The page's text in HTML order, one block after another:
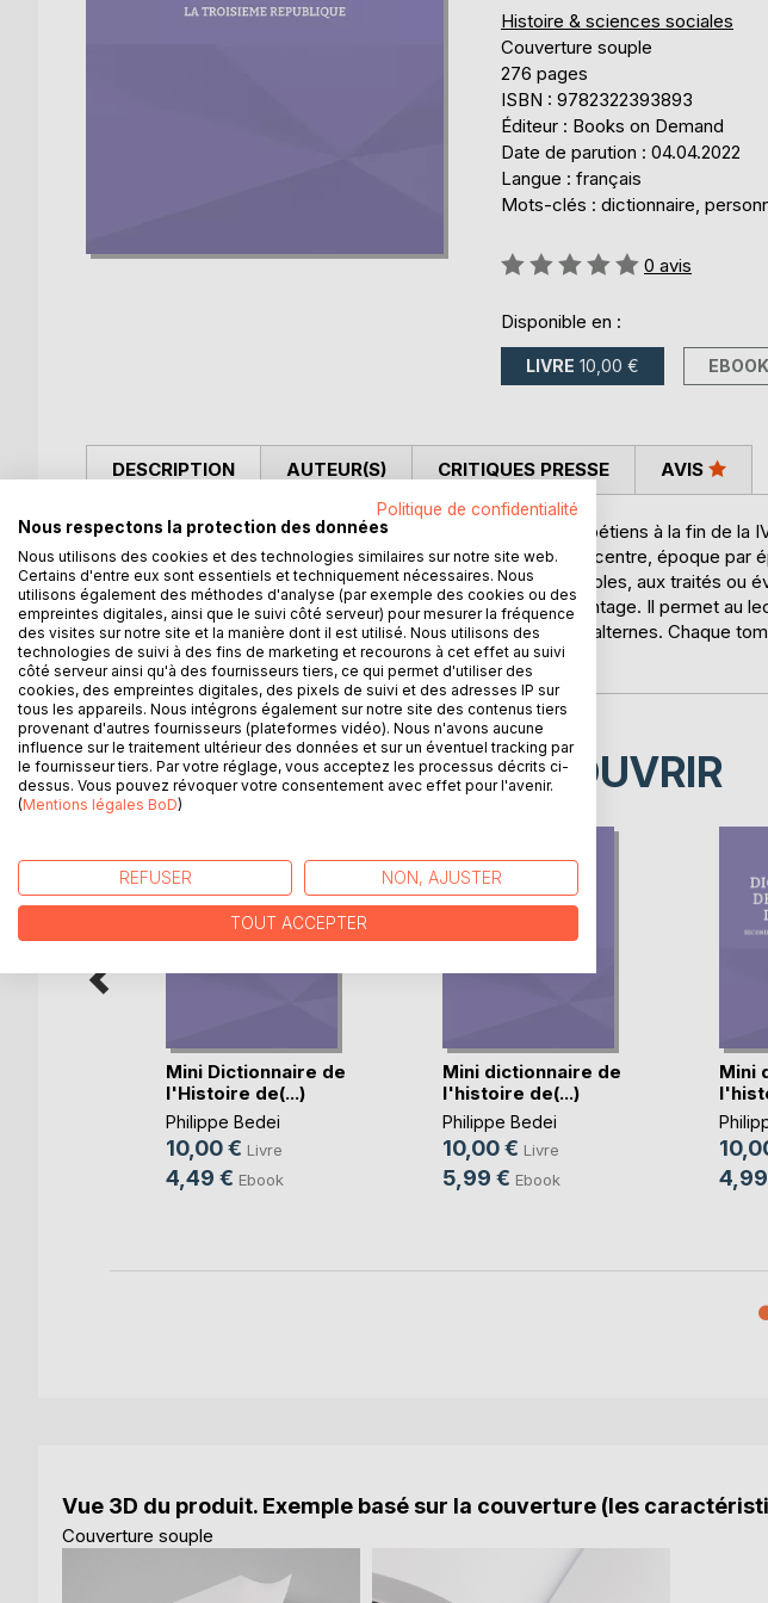
Histoire & sciences sociales
Couverture souple
276 pages
ISBN : 9782322393893
Éditeur : Books on Demand
Date de parution : 04.04.2022
Langue : français
Mots-clés : dictionnaire,
Évaluation:
0 avis
Disponible en :
LIVRE 10,00 € EBOOK
DESCRIPTION
Ce mini dictionnaire couvrant l'Histoire de France des Capétiens à la fin de la
série de dix tomes. Son originalité tient au fait qu'il se concentre, époque par
marquantes, aux batailles et autres conflits intérieurs notables, aux traités ou
délibéré de ne pas être exhaustif présente un certain avantage. Il permet au
chaque période sans se noyer dans des évènements subalternes. Chaque
générales de l'auteur concernant la période examinée.
AUTEUR(S) CRITIQUES PRESSE AVIS
D’AUTRES TITRES À DÉCOUVRIR
Mini Dictionnaire de
l'Histoire de(...)
Philippe Bedei
10,00 € Livre
4,49 € Ebook
Mini dictionnaire de
l'histoire de(...)
Philippe Bedei
10,00 € Livre
5,99 € Ebook
Mini
Vue 3D du produit. Exemple basé sur la couverture (les
Couverture souple
Politique de confidentialité
Nous respectons la protection des données
Nous utilisons des cookies et des technologies similaires sur notre site web.
Certains d'entre eux sont essentiels et techniquement nécessaires. Nous
utilisons également des méthodes d'analyse (par exemple des cookies ou des
empreintes digitales, ainsi que le suivi côté serveur) pour mesurer la fréquence
des visites sur notre site et la manière dont il est utilisé. Nous utilisons des
technologies de suivi à des fins de marketing et recourons à cet effet au suivi
côté serveur ainsi qu'à des fournisseurs tiers, ce qui permet d'utiliser des
cookies, des empreintes digitales, des pixels de suivi et des adresses IP sur
tous les appareils. Nous intégrons également sur notre site des contenus tiers
provenant d'autres fournisseurs (plateformes vidéo). Nous n'avons aucune
influence sur le traitement ultérieur des données et sur un éventuel tracking par
le fournisseur tiers. Par votre réglage, vous acceptez les processus décrits ci-
dessus. Vous pouvez révoquer votre consentement avec effet pour l'avenir.
(Mentions légales BoD)
REFUSER NON, AJUSTER
TOUT ACCEPTER